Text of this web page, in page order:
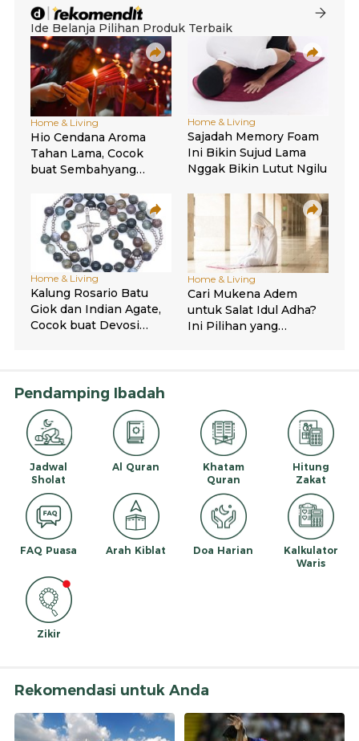
Pendamping Ibadah
Jadwal
Sholat
Al Quran
Khatam
Quran
Hitung
Zakat
FAQ Puasa Arah Kiblat Doa Harian
Kalkulator
Waris
Zikir
Rekomendasi untuk Anda